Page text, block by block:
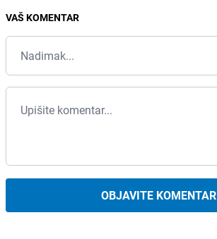
VAŠ KOMENTAR
OBJAVITE KOMENTAR